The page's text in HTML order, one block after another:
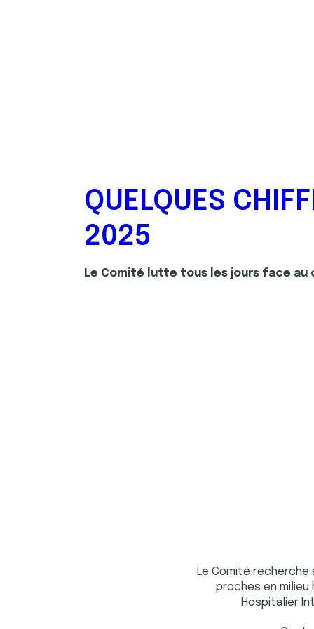
QUELQUES
2025
Le Comité lutte tous les jours face au
Le Comité
proches en milieu
Hospitalier